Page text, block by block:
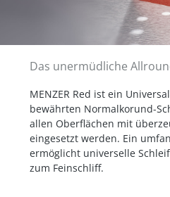
Das unermüdliche
MENZER Red ist ein
bewährten Normalkorund-
allen Oberflächen mit
eingesetzt werden. Ein
ermöglicht universelle
zum Feinschliff.